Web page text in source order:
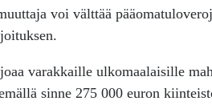
voi välttää
varakkaille ulkomaalaisille
sinne 275 000 euron